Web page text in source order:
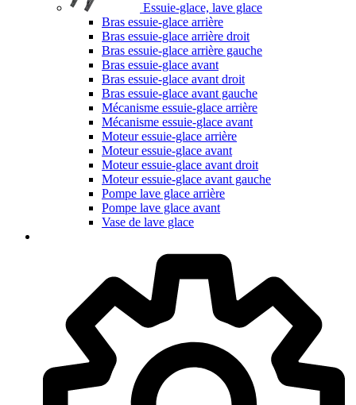
Essuie-glace, lave glace
Bras essuie-glace arrière
Bras essuie-glace arrière droit
Bras essuie-glace arrière gauche
Bras essuie-glace avant
Bras essuie-glace avant droit
Bras essuie-glace avant gauche
Mécanisme essuie-glace arrière
Mécanisme essuie-glace avant
Moteur essuie-glace arrière
Moteur essuie-glace avant
Moteur essuie-glace avant droit
Moteur essuie-glace avant gauche
Pompe lave glace arrière
Pompe lave glace avant
Vase de lave glace